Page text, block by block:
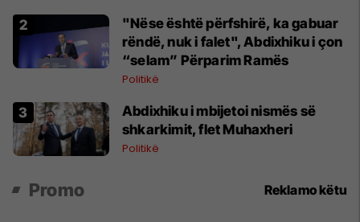
"Nëse është përfshirë, ka gabuar
rëndë, nuk i falet", Abdixhiku i çon
“selam” Përparim Ramës
Politikë
Abdixhiku i mbijetoi nismës së
shkarkimit, flet Muhaxheri
Politikë
Promo Reklamo këtu